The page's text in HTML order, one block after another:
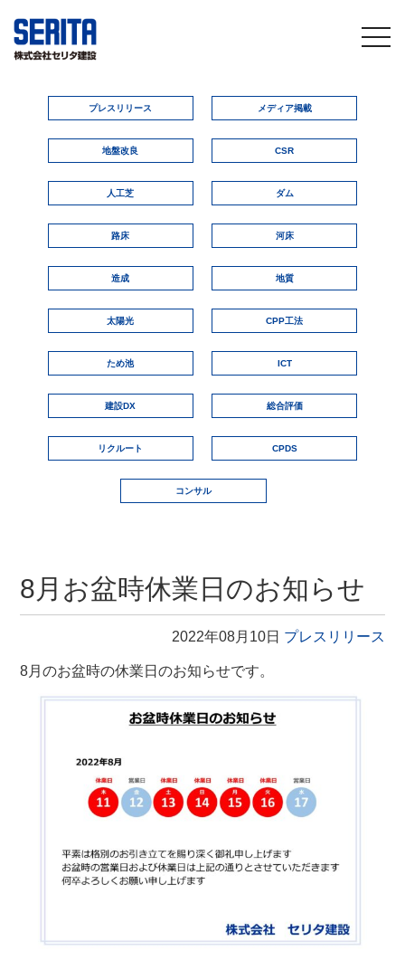
プレスリリース メディア掲載
地盤改良 CSR
人工芝 ダム
路床 河床
造成 地質
太陽光 CPP工法
ため池 ICT
建設DX 総合評価
リクルート CPDS
コンサル
8月お盆時休業日のお知らせ
2022年08月10日 プレスリリース
8月のお盆時の休業日のお知らせです。